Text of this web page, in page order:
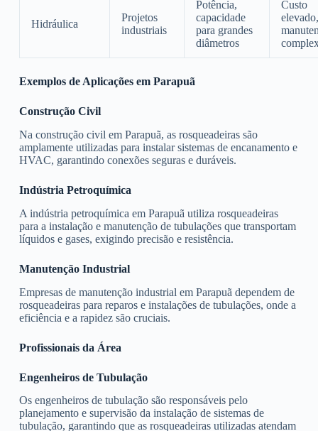
Hidráulica
Projetos
industriais
Potência,
capacidade
para grandes
diâmetros
Custo
elevado,
Exemplos de Aplicações em Parapuã
Construção Civil
Na construção civil em Parapuã, as rosqueadeiras são
amplamente utilizadas para instalar sistemas de encanamento e
HVAC, garantindo conexões seguras e duráveis.
Indústria Petroquímica
A indústria petroquímica em Parapuã utiliza rosqueadeiras
para a instalação e manutenção de tubulações que transportam
líquidos e gases, exigindo precisão e resistência.
Manutenção Industrial
Empresas de manutenção industrial em Parapuã dependem de
rosqueadeiras para reparos e instalações de tubulações, onde a
eficiência e a rapidez são cruciais.
Profissionais da Área
Engenheiros de Tubulação
Os engenheiros de tubulação são responsáveis pelo
planejamento e supervisão da instalação de sistemas de
tubulação, garantindo que as rosqueadeiras utilizadas atendam